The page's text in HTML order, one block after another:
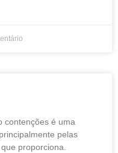
contenções é uma
pelas
proporciona.